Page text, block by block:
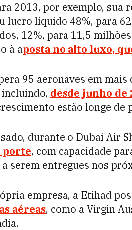
2013, por exemplo, sua
lucro líquido 48%, para
12%, para 11,5
à aposta no alto luxo,
95 aeronaves em
desde junho de
estão longe de
durante o Dubai Air
porte, com capacidade
serem entregues nos
empresa, a Etihad
aéreas, como a Virgin